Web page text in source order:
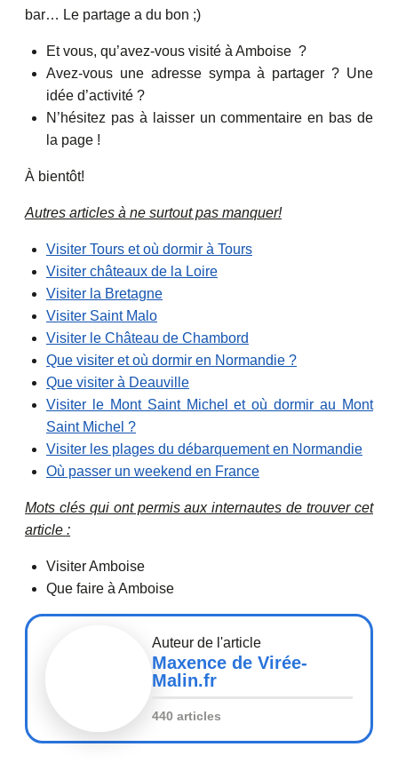
bar… Le partage a du bon ;)
Et vous, qu’avez-vous visité à Amboise ?
Avez-vous une adresse sympa à partager ? Une
idée d’activité ?
N’hésitez pas à laisser un commentaire en bas de
la page !
À bientôt!
Autres articles à ne surtout pas manquer!
Visiter Tours et où dormir à Tours
Visiter châteaux de la Loire
Visiter la Bretagne
Visiter Saint Malo
Visiter le Château de Chambord
Que visiter et où dormir en Normandie ?
Que visiter à Deauville
Visiter le Mont Saint Michel et où dormir au Mont
Saint Michel ?
Visiter les plages du débarquement en Normandie
Où passer un weekend en France
Mots clés qui ont permis aux internautes de trouver cet
article :
Visiter Amboise
Que faire à Amboise
Auteur de l'article
Maxence de Virée-
Malin.fr
440 articles